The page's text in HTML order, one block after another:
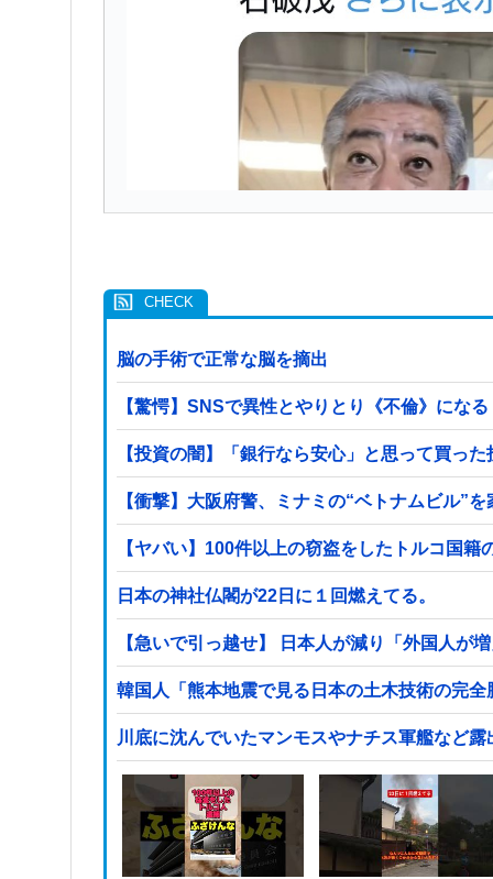
脳の手術で正常な脳を摘出
【驚愕】SNSで異性とやりとり《不倫》にな
【投資の闇】「銀行なら安心」と思って買っ
【衝撃】大阪府警、ミナミの“ベトナムビル”
日本の神社仏閣が22日に１回燃えてる。
【急いで引っ越せ】 日本人が減り「外国人
韓国人「熊本地震で見る日本の土木技術の完
川底に沈んでいたマンモスやナチス軍艦など